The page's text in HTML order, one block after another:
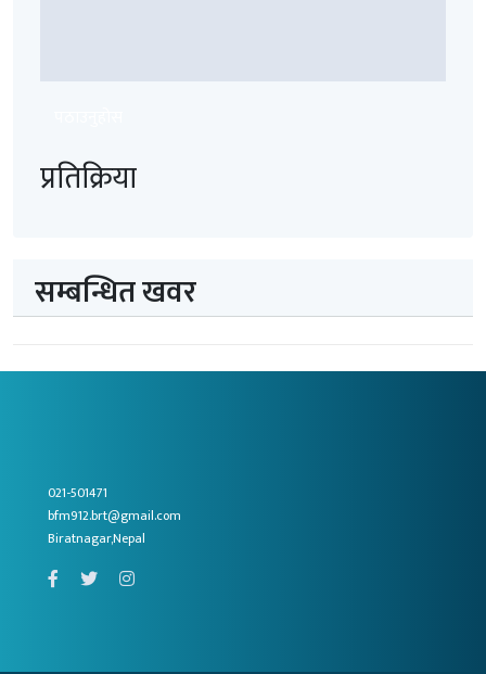
प्रतिक्रिया
सम्बन्धित खवर
021-501471
bfm912.brt@gmail.com
Biratnagar,Nepal